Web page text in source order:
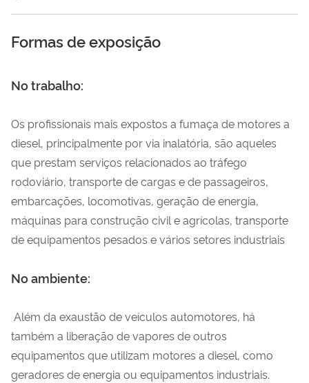
Formas de exposição
No trabalho:
Os profissionais mais expostos a fumaça de motores a
diesel, principalmente por via inalatória, são aqueles
que prestam serviços relacionados ao tráfego
rodoviário, transporte de cargas e de passageiros,
embarcações, locomotivas, geração de energia,
máquinas para construção civil e agrícolas, transporte
de equipamentos pesados e vários setores industriais
No ambiente:
Além da exaustão de veículos automotores, há
também a liberação de vapores de outros
equipamentos que utilizam motores a diesel, como
geradores de energia ou equipamentos industriais.